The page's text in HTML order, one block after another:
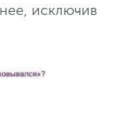
исключив